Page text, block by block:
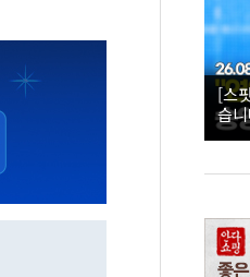
[스팟Live] “정청
습니
더